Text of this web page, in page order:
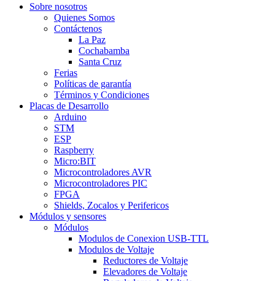
Sobre nosotros
Quienes Somos
Contáctenos
La Paz
Cochabamba
Santa Cruz
Ferias
Políticas de garantía
Términos y Condiciones
Placas de Desarrollo
Arduino
STM
ESP
Raspberry
Micro:BIT
Microcontroladores AVR
Microcontroladores PIC
FPGA
Shields, Zocalos y Perifericos
Módulos y sensores
Módulos
Modulos de Conexion USB-TTL
Modulos de Voltaje
Reductores de Voltaje
Elevadores de Voltaje